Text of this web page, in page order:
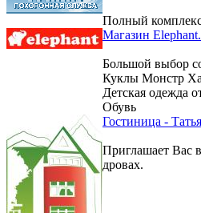
Полный
Магазин Elephant.
Большой выбор
Куклы Монстр
Детская одежда
Обувь
Гостиница -
Приглашает Вас
дровах.